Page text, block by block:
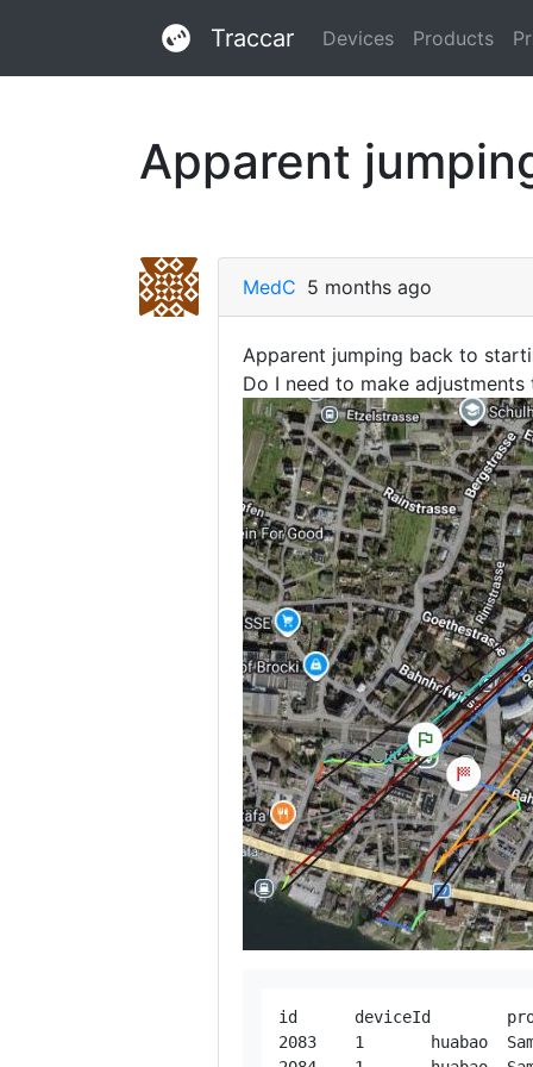
Traccar Devices Products
Apparent
MedC 5 months ago
Apparent jumping back to
Do I need to make
id	deviceId	protocol	serverTime	deviceTime	fixTime	valid	latitude	longitude	altitude	speed	course	address	accuracy	humidity0	charge	blocked	rssi	sat	batteryLevel	totalDistance	motion	distance	archive	odometer
2083	1	huabao	Samstag, 21. März 2026	10:17:18	10:17:18	true	47.24023	8.72234	422	0	0		0	0	true	false	31	13	100	135736.5961	false	0		204500